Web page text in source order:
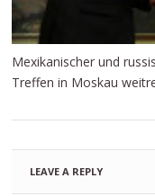
Mexikanischer und
Treffen in Moskau
LEAVE A REPLY